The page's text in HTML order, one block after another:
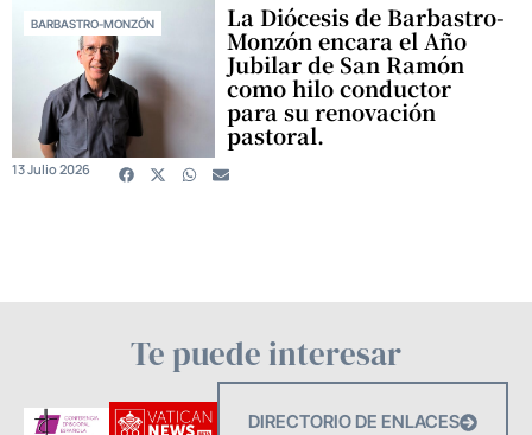
BARBASTRO-MONZÓN La Diócesis de Barbastro-
Monzón encara el Año
Jubilar de San Ramón
como hilo conductor
para su renovación
pastoral.
13 Julio 2026
Te puede interesar
DIRECTORIO DE ENLACES